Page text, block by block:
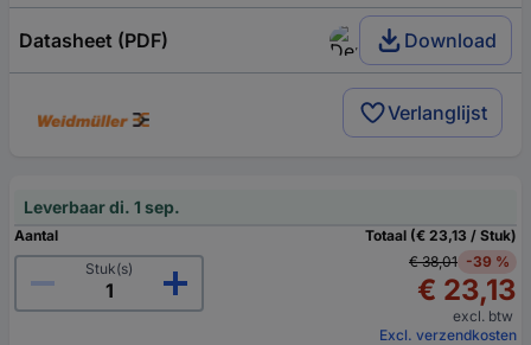
Datasheet (PDF) Download
Verlanglijst
Leverbaar di. 1 sep.
Aantal
Stuk(s)
Totaal (€ 23,13 / Stuk)
€ 38,01 -39 %
€ 23,13
excl. btw
Excl. verzendkosten